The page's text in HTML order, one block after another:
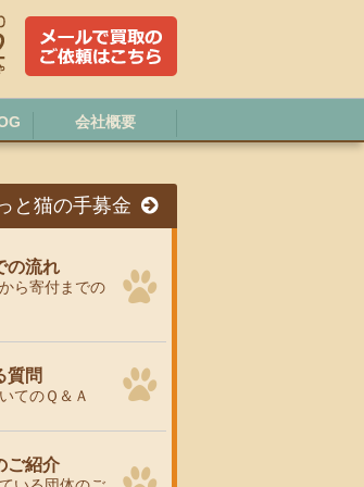
会社概要
と猫の手募金
の流れ
ら寄付までの
質問
てのＱ＆Ａ
ご紹介